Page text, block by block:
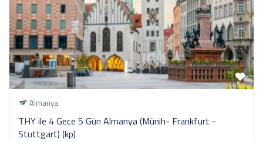
Almanya
THY ile 4 Gece 5 Gün Almanya (Münih- Frankfurt -
Stuttgart) (kp)